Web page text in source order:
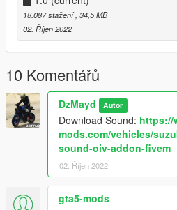
18.087 stažení, 34,5 MB
02. Říjen 2022
10 Komentářů
DzMayd Autor
Download Sound: https://
mods.com/vehicles/
sound-oiv-addon-fivem
02. Říjen 2022
gta5-mods